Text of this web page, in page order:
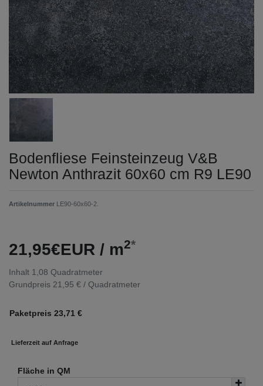
Bodenfliese Feinsteinzeug V&B
Newton Anthrazit 60x60 cm R9 LE90
Artikelnummer LE90-60x60-2.
21,95€EUR / m2*
Inhalt 1,08 Quadratmeter
Grundpreis 21,95 € / Quadratmeter
Paketpreis 23,71 €
Lieferzeit auf Anfrage
Fläche in QM